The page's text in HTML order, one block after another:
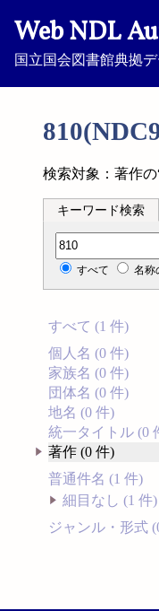
Web NDL
国立国会図書館典拠
検索対象：著作の
キーワード検索
分類記号検索
すべて 名称
すべて (1 件)
個人名 (0 件)
家族名 (0 件)
団体名 (0 件)
地名 (0 件)
統一タイトル (0
著作 (0 件)
普通件名 (1 件)
細目なし (1 件)
ジャンル・形式